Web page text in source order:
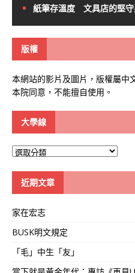
紙筆存溫度 文具店的堅守
版權
本網站的影片及圖片，版權屬中
本院同意，不能擅自使用。
大學線
大
近期文章
家在宏志
BUSK明文規定
「毛」中生「友」